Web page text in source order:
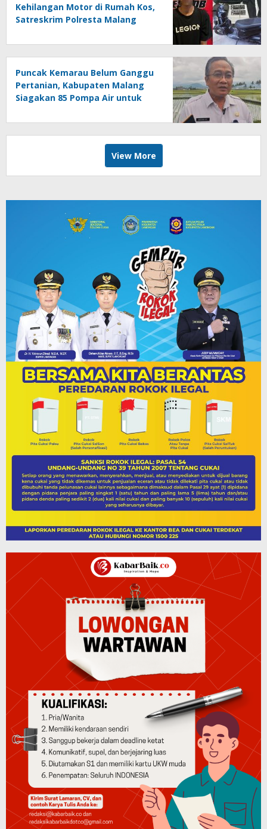
Kehilangan Motor di Rumah Kos,
Satreskrim Polresta Malang
Puncak Kemarau Belum Ganggu
Pertanian, Kabupaten Malang
Siagakan 85 Pompa Air untuk
View More